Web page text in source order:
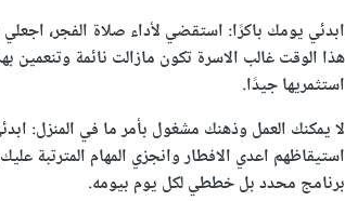
ابدئي يومك باكرًا: استقضي لأداء صلاة الفجر،
استثمريها جيدًا.
لا يمكنك العمل وذهنك مشغول بأمر ما في المنزل:
استيقاظهم اعدي الافطار وانجزي المهام المترتبة
برنامج محدد بل خططي لكل يوم بيومه.